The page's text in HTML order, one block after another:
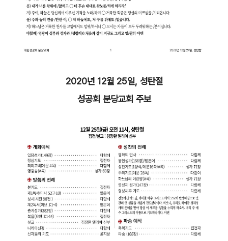
2020년 12월 25일, 성탄절
성공회 분당교회 주보